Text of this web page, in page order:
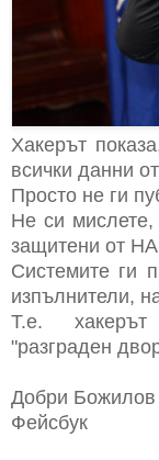
Хакерът
всички данни
Просто не ги
Не си
защитени от
Системите ги
изпълнители,
Т.е. хакерът
"разграден
Добри Божилов
Фейсбук